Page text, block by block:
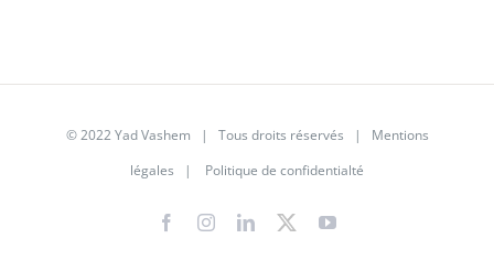
© 2022 Yad Vashem | Tous droits réservés | Mentions
légales | Politique de confidentialté